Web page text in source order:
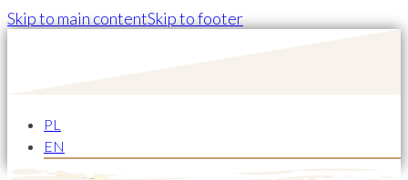
Skip to main contentSkip to footer
PL
EN